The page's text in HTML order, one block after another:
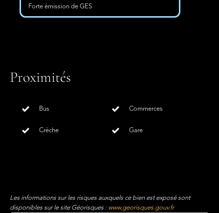
Forte émission de GES
Proximités
Bus Commerces
Crèche Gare
Les informations sur les risques auxquels ce bien est exposé sont
disponibles sur le site Géorisques :www.georisques.gouv.fr